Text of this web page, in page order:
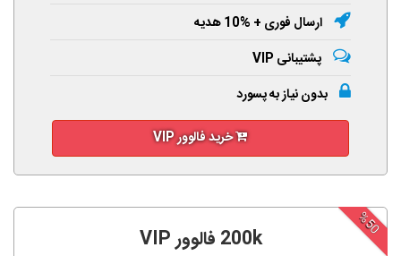
ارسال فوری + %10 هدیه
پشتیبانی VIP
بدون نیاز به پسورد
خرید فالوور VIP
%50
200k فالوور VIP